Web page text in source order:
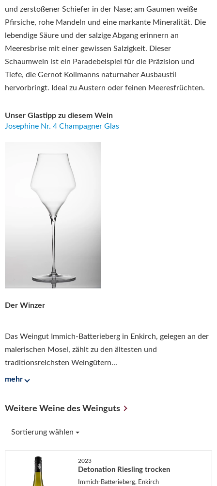
und zerstoßener Schiefer in der Nase; am Gaumen weiße
Pfirsiche, rohe Mandeln und eine markante Mineralität. Die
lebendige Säure und der salzige Abgang erinnern an
Meeresbrise mit einer gewissen Salzigkeit. Dieser
Schaumwein ist ein Paradebeispiel für die Präzision und
Tiefe, die Gernot Kollmanns naturnaher Ausbaustil
hervorbringt. Ideal zu Austern oder feinen Meeresfrüchten.
Unser Glastipp zu diesem Wein
Josephine Nr. 4 Champagner Glas
Der Winzer
Das Weingut Immich-Batterieberg in Enkirch, gelegen an der
malerischen Mosel, zählt zu den ältesten und
traditionsreichsten Weingütern...
mehr
Weitere Weine des Weinguts
Sortierung wählen
2023
Detonation Riesling trocken
Immich-Batterieberg, Enkirch